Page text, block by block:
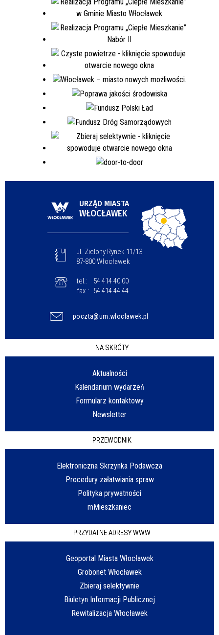
URZĄD MIASTA
WŁOCŁAWEK
ul. Zielony Rynek 11/13
87-800 Włocławek
tel.:
54 414 40 00
fax.:
54 414 44 44
poczta@um.wloclawek.pl
NA SKRÓTY
Aktualności
Kalendarium wydarzeń
Formularz kontaktowy
Newsletter
PRZEWODNIK
Elektroniczna Skrzynka Podawcza
Procedury załatwiania spraw
Polityka prywatności
mMieszkaniec
PRZYDATNE ADRESY WWW
Geoportal Miasta Włocławek
Grobonet Włocławek
Zbieraj selektywnie
Biuletyn Informacji Publicznej
Rewitalizacja Włocławek